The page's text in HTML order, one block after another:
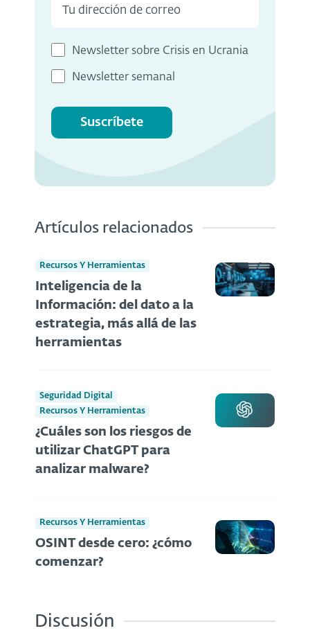
Newsletter sobre Crisis en Ucrania
Newsletter semanal
Suscríbete
Artículos relacionados
Recursos Y Herramientas
Inteligencia de la
Información: del dato a la
estrategia, más allá de las
herramientas
Seguridad Digital
Recursos Y Herramientas
¿Cuáles son los riesgos de
utilizar ChatGPT para
analizar malware?
Recursos Y Herramientas
OSINT desde cero: ¿cómo
comenzar?
Discusión